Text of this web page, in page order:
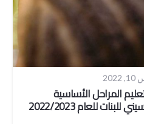
المراحل الأساسية
للعام 2022/2023